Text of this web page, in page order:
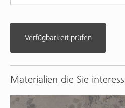
Verfügbarkeit prüfen
Materialien die Sie